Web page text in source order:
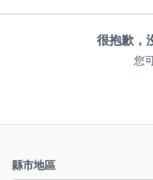
很抱歉，
您
縣市地區